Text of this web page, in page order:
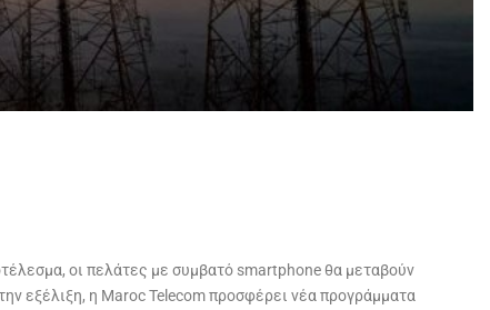
οι πελάτες με συμβατό smartphone θα μεταβούν
εξέλιξη, η Maroc Telecom προσφέρει νέα προγράμματα